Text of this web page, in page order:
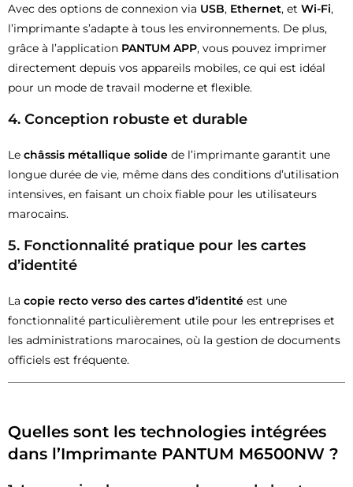
Avec des options de connexion via USB, Ethernet, et Wi-Fi,
l’imprimante s’adapte à tous les environnements. De plus,
grâce à l’application PANTUM APP, vous pouvez imprimer
directement depuis vos appareils mobiles, ce qui est idéal
pour un mode de travail moderne et flexible.
4. Conception robuste et durable
Le châssis métallique solide de l’imprimante garantit une
longue durée de vie, même dans des conditions d’utilisation
intensives, en faisant un choix fiable pour les utilisateurs
marocains.
5. Fonctionnalité pratique pour les cartes
d’identité
La copie recto verso des cartes d’identité est une
fonctionnalité particulièrement utile pour les entreprises et
les administrations marocaines, où la gestion de documents
officiels est fréquente.
Quelles sont les technologies intégrées
dans l’Imprimante PANTUM M6500NW ?